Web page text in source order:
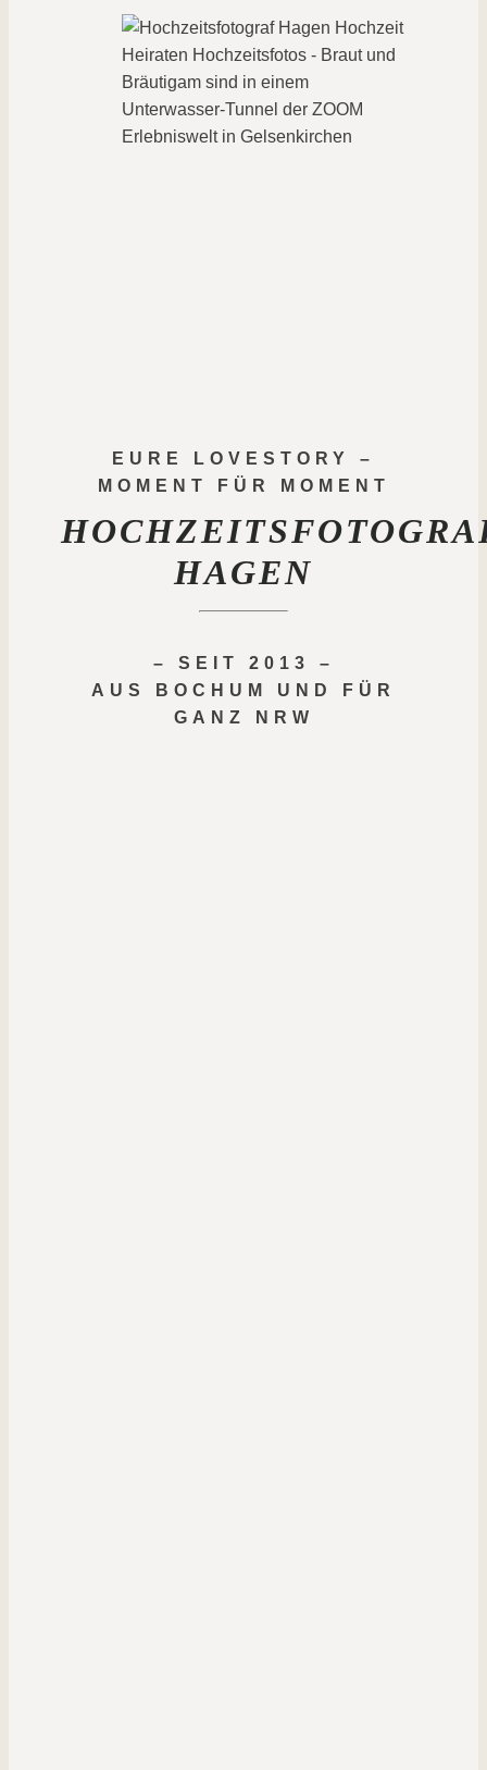
EURE LOVESTORY –
MOMENT FÜR MOMENT
HAGEN
– SEIT 2013 –
AUS BOCHUM UND FÜR
GANZ NRW